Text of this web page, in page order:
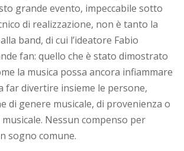
grande evento, impeccabile sotto
di realizzazione, non è tanto la
band, di cui l’ideatore Fabio
fan: quello che è stato dimostrato
la musica possa ancora infiammare
far divertire insieme le persone,
di genere musicale, di provenienza o
Nessun compenso per
sogno comune.